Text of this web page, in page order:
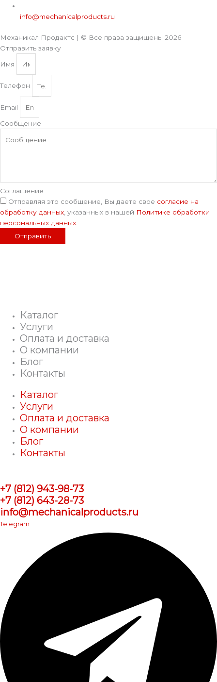
info@mechanicalproducts.ru
Механикал Продактс | © Все права защищены 2026
Отправить заявку
Имя
Телефон
Email
Сообщение
Соглашение
Отправляя это сообщение, Вы даете свое согласие на
обработку данных , указанных в нашей Политике обработки
персональных данных
Отправить
Каталог
Услуги
Оплата и доставка
О компании
Блог
Контакты
Каталог
Услуги
Оплата и доставка
О компании
Блог
Контакты
+7 (812) 943-98-73
+7 (812) 643-28-73
info@mechanicalproducts.ru
Telegram